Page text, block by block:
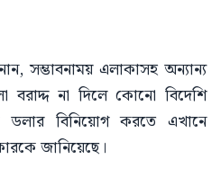
সম্ভাবনাময় এলাকাসহ অন্যান্য
বরাদ্দ না দিলে কোনো বিদেশি
ডলার বিনিয়োগ করতে এখানে
জানিয়েছে।